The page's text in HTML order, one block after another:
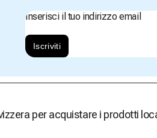
Inserisci il tuo indirizzo email
Iscriviti
per acquistare i prodotti